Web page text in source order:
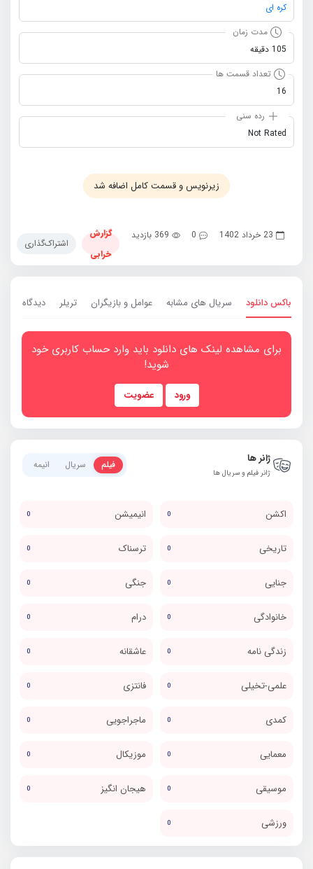
کره ای
مدت زمان
105 دقیقه
تعداد قسمت ها
16
رده سنی
Not Rated
زیرنویس و قسمت کامل اضافه شد
23 خرداد 1402 0 369 بازدید
گزارش
خرابی
اشتراک‌گذاری
باکس دانلود سریال های مشابه عوامل و بازیگران تریلر دیدگاه ها
برای مشاهده لینک های دانلود باید وارد حساب کاربری خود
شوید!
ورود عضویت
ژانر ها
ژانر فیلم و سریال ها
فیلم سریال انیمه
اکشن 0 انیمیشن 0
تاریخی 0 ترسناک 0
جنایی 0 جنگی 0
خانوادگی 0 درام 0
زندگی نامه 0 عاشقانه 0
علمی-تخیلی 0 فانتزی 0
کمدی 0 ماجراجویی 0
معمایی 0 موزیکال 0
موسیقی 0 هیجان انگیز 0
ورزشی 0